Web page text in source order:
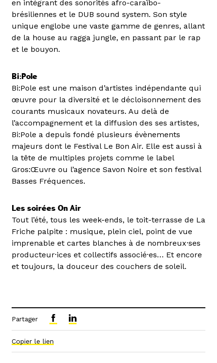
en intégrant des sonorités afro-caraïbo-
brésiliennes et le DUB sound system. Son style
unique englobe une vaste gamme de genres, allant
de la house au ragga jungle, en passant par le rap
et le bouyon.
Bi:Pole
Bi:Pole est une maison d’artistes indépendante qui
œuvre pour la diversité et le décloisonnement des
courants musicaux novateurs. Au delà de
l’accompagnement et la diffusion des ses artistes,
Bi:Pole a depuis fondé plusieurs évènements
majeurs dont le Festival Le Bon Air. Elle est aussi à
la tête de multiples projets comme le label
Gros:Œuvre ou l’agence Savon Noire et son festival
Basses Fréquences.
Les soirées On Air
Tout l’été, tous les week-ends, le toit-terrasse de La
Friche palpite : musique, plein ciel, point de vue
imprenable et cartes blanches à de nombreux·ses
producteur·ices et collectifs associé·es… Et encore
et toujours, la douceur des couchers de soleil.
Partager
Copier le lien